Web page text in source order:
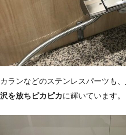
カランなどのステンレスパーツも、
沢を放ちピカピカに輝いています。